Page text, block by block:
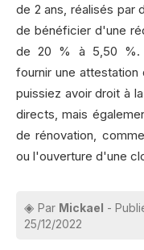
de 2 ans, réalisés par
de bénéficier d'une
de 20 % à 5,50 %.
fournir une
puissiez avoir droit à
directs, mais
de rénovation,
ou l'ouverture d'une
Par Mickael -
25/12/2022